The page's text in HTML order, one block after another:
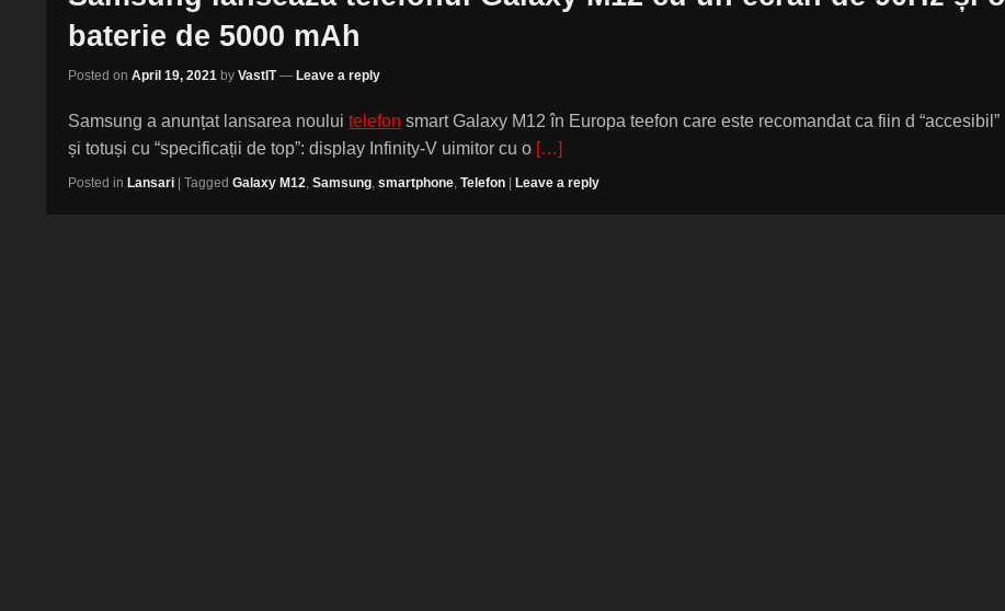
baterie de 5000 mAh
Posted on April 19, 2021 by VastIT — Leave a reply
Samsung a anunțat lansarea noului telefon smart Galaxy M12 în Europa teefon care este recomandat ca fiin d “accesibil”
și totuși cu “specificații de top”: display Infinity-V uimitor cu o […]
Posted in Lansari Tagged Galaxy M12, Samsung, smartphone, Telefon Leave a reply